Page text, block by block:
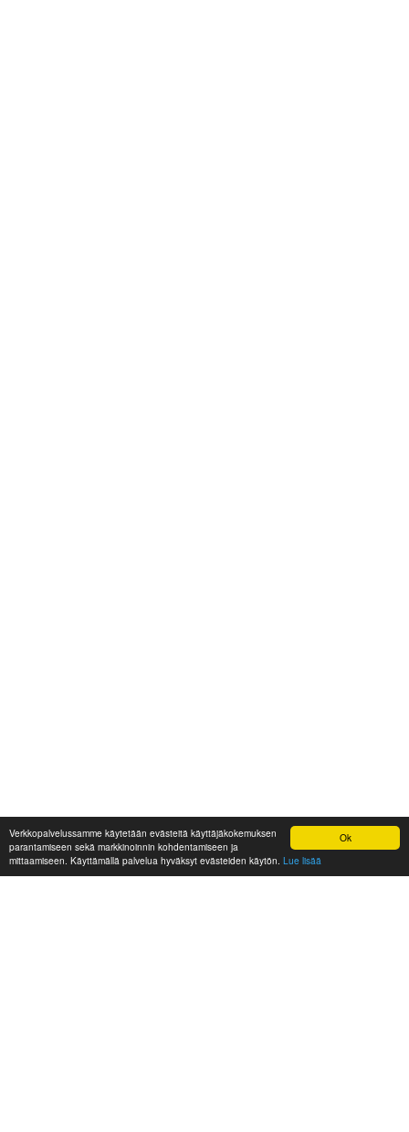
Ok
Verkkopalvelussamme käytetään evästeitä käyttäjäkokemuksen
parantamiseen sekä markkinoinnin kohdentamiseen ja
mittaamiseen. Käyttämällä palvelua hyväksyt evästeiden käytön. Lue lisää